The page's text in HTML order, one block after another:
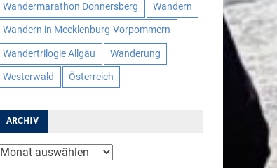
Wandermarathon Donnersberg Wandern
Wandern in Mecklenburg-Vorpommern
Wandertrilogie Allgäu Wanderung
Westerwald Österreich
ARCHIV
Archiv